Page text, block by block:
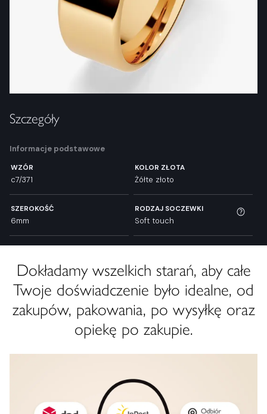
Szczegóły
Informacje podstawowe
WZÓR
c7/371
KOLOR ZŁOTA
Żółte złoto
SZEROKOŚĆ
6mm
RODZAJ SOCZEWKI
Soft touch
Dokładamy wszelkich starań, aby całe
Twoje doświadczenie było idealne, od
zakupów, pakowania, po wysyłkę oraz
opiekę po zakupie.